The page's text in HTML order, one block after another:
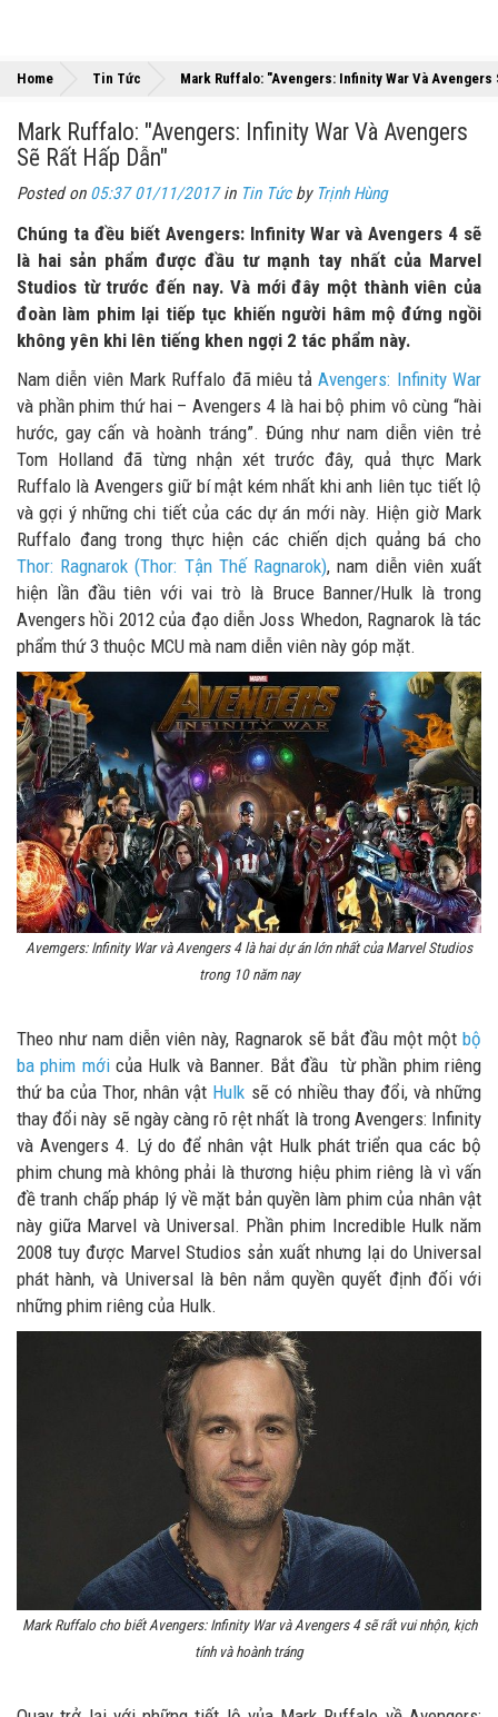
Home Tin Tức Mark Ruffalo: "Avengers: Infinity War Và Avengers
Mark Ruffalo: "Avengers: Infinity War Và Avengers
Sẽ Rất Hấp Dẫn"
Posted on 05:37 01/11/2017in Tin Tứcby Trịnh Hùng
Chúng ta đều biết Avengers: Infinity War và Avengers 4 sẽ
là hai sản phẩm được đầu tư mạnh tay nhất của Marvel
Studios từ trước đến nay. Và mới đây một thành viên của
đoàn làm phim lại tiếp tục khiến người hâm mộ đứng ngồi
không yên khi lên tiếng khen ngợi 2 tác phẩm này.
Nam diễn viên Mark Ruffalo đã miêu tảAvengers: Infinity War
và phần phim thứ hai – Avengers 4 là hai bộ phim vô cùng “hài
hước, gay cấn và hoành tráng”. Đúng như nam diễn viên trẻ
Tom Holland đã từng nhận xét trước đây, quả thực Mark
Ruffalo là Avengers giữ bí mật kém nhất khi anh liên tục tiết lộ
và gợi ý những chi tiết của các dự án mới này. Hiện giờ Mark
Ruffalo đang trong thực hiện các chiến dịch quảng bá cho
Thor: Ragnarok (Thor: Tận Thế Ragnarok), nam diễn viên xuất
hiện lần đầu tiên với vai trò là Bruce Banner/Hulk là trong
Avengers hồi 2012 của đạo diễn Joss Whedon, Ragnarok là tác
phẩm thứ 3 thuộc MCU mà nam diễn viên này góp mặt.
Avemgers: Infinity War và Avengers 4 là hai dự án lớn nhất của Marvel Studios
trong 10 năm nay
Theo như nam diễn viên này, Ragnarok sẽ bắt đầu một một bộ
ba phim mớicủa Hulk và Banner. Bắt đầu từ phần phim riêng
thứ ba của Thor, nhân vật Hulk sẽ có nhiều thay đổi, và những
thay đổi này sẽ ngày càng rõ rệt nhất là trong Avengers: Infinity
và Avengers 4. Lý do để nhân vật Hulk phát triển qua các bộ
phim chung mà không phải là thương hiệu phim riêng là vì vấn
đề tranh chấp pháp lý về mặt bản quyền làm phim của nhân vật
này giữa Marvel và Universal. Phần phim Incredible Hulk năm
2008 tuy được Marvel Studios sản xuất nhưng lại do Universal
phát hành, và Universal là bên nắm quyền quyết định đối với
những phim riêng của Hulk.
Mark Ruffalo cho biết Avengers: Infinity War và Avengers 4 sẽ rất vui nhộn, kịch
tính và hoành tráng